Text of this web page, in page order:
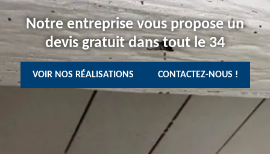
Notre entreprise vous propose un
devis gratuit dans tout le 34
VOIR NOS RÉALISATIONS CONTACTEZ-NOUS !